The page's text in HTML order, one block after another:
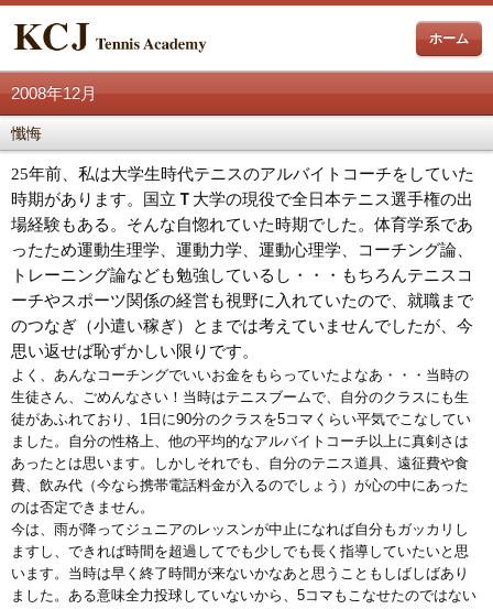
ホーム
2008年12月
懺悔
25年前、私は大学生時代テニスのアルバイトコーチをしていた
時期があります。国立 Ｔ 大学の現役で全日本テニス選手権の出
場経験もある。そんな自惚れていた時期でした。体育学系であ
ったため運動生理学、運動力学、運動心理学、コーチング論、
トレーニング論なども勉強しているし・・・もちろんテニスコ
ーチやスポーツ関係の経営も視野に入れていたので、就職まで
のつなぎ（小遣い稼ぎ）とまでは考えていませんでしたが、今
思い返せば恥ずかしい限りです。
よく、あんなコーチングでいいお金をもらっていたよなあ・・・当時の
生徒さん、ごめんなさい！ 当時はテニスブームで、自分のクラスにも生
徒があふれており、 1 日に90分のクラスを5コマくらい平気でこなしてい
ました。自分の性格上、他の平均的なアルバイトコーチ以上に真剣さは
あったとは思います。しかしそれでも、自分のテニス道具、遠征費や食
費、飲み代（今なら携帯電話料金が入るのでしょう）が心の中にあった
のは否定できません。
今は、雨が降ってジュニアのレッスンが中止になれば自分もガッカリし
ますし、できれば時間を超過してでも少しでも長く指導していたいと思
います。当時は早く終了時間が来ないかなあと思うこともしばしばあり
ました。ある意味全力投球していないから、 5コマもこなせたのではない